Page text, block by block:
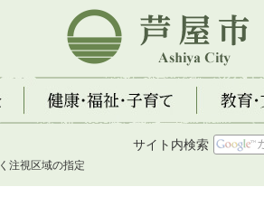
芦屋市
健康・福祉・子育て 教育・文化
サイト内検索
注視区域の指定